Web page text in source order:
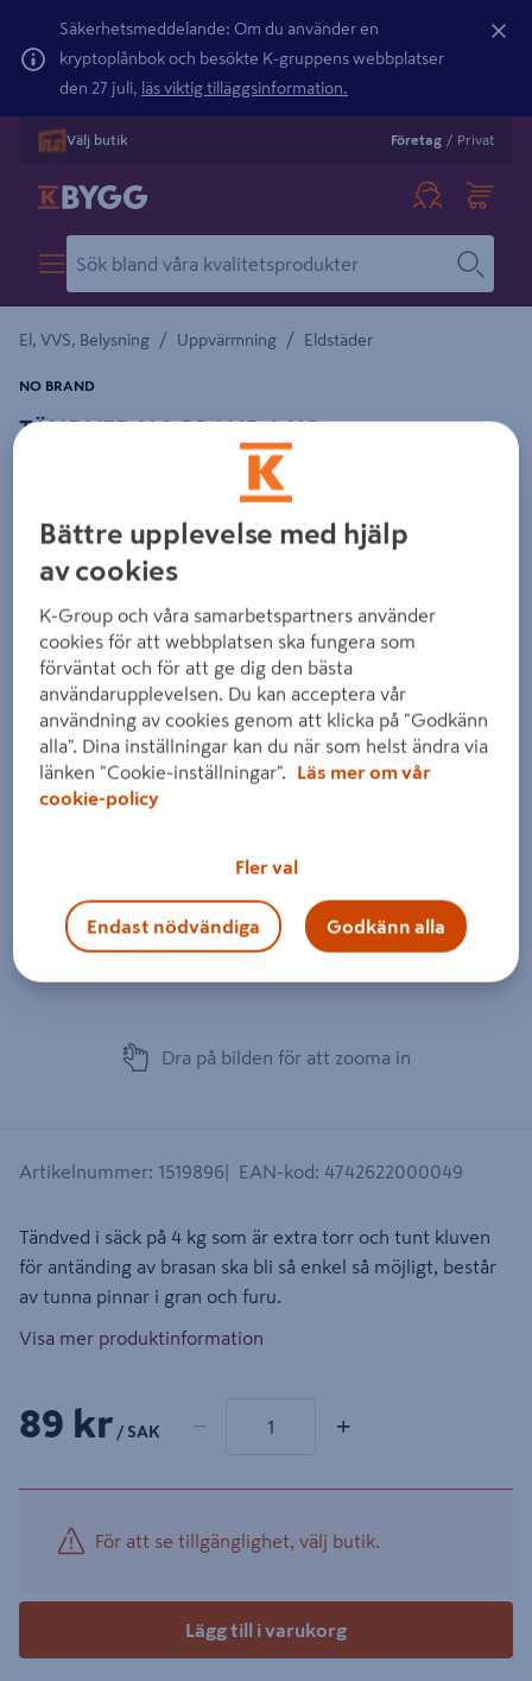
Säkerhetsmeddelande: Om du använder en
kryptoplånbok och besökte K-gruppens webbplatser
den 27 juli, läs viktig tilläggsinformation.
Välj butik Företag / Privat
El, VVS, Belysning / Uppvärmning / Eldstäder
TÄNDVED NO BRAND 4 KG
NO BRAND
Detaljerad beskrivning finns i produktbeskrivningsområdet
Dra på bilden för att zooma in
Artikelnummer: 1519896 EAN-kod: 4742622000049
Tändved i säck på 4 kg som är extra torr och tunt kluven
för antänding av brasan ska bli så enkel så möjligt, består
av tunna pinnar i gran och furu.
Visa mer produktinformation
89 kr / SAK − +
För att se tillgänglighet, välj butik.
Lägg till i varukorg
Bättre upplevelse med hjälp
av cookies
K-Group och våra samarbetspartners använder
cookies för att webbplatsen ska fungera som
förväntat och för att ge dig den bästa
användarupplevelsen. Du kan acceptera vår
användning av cookies genom att klicka på "Godkänn
alla". Dina inställningar kan du när som helst ändra via
länken "Cookie-inställningar".
Läs mer om vår
cookie-policy
Fler val
Endast nödvändiga Godkänn alla